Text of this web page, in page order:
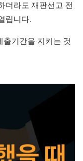
더라도 재판선고 전
립니다.
기간을 지키는 것